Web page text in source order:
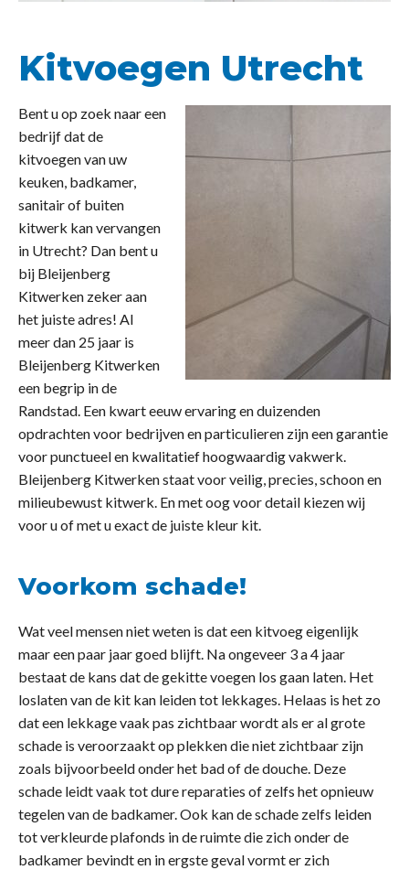
Kitvoegen Utrecht
Bent u op zoek naar een
bedrijf dat de
kitvoegen van uw
keuken, badkamer,
sanitair of buiten
kitwerk kan vervangen
in Utrecht? Dan bent u
bij Bleijenberg
Kitwerken zeker aan
het juiste adres! Al
meer dan 25 jaar is
Bleijenberg Kitwerken
een begrip in de
Randstad. Een kwart eeuw ervaring en duizenden
opdrachten voor bedrijven en particulieren zijn een garantie
voor punctueel en kwalitatief hoogwaardig vakwerk.
Bleijenberg Kitwerken staat voor veilig, precies, schoon en
milieubewust kitwerk. En met oog voor detail kiezen wij
voor u of met u exact de juiste kleur kit.
Voorkom schade!
Wat veel mensen niet weten is dat een kitvoeg eigenlijk
maar een paar jaar goed blijft. Na ongeveer 3 a 4 jaar
bestaat de kans dat de gekitte voegen los gaan laten. Het
loslaten van de kit kan leiden tot lekkages. Helaas is het zo
dat een lekkage vaak pas zichtbaar wordt als er al grote
schade is veroorzaakt op plekken die niet zichtbaar zijn
zoals bijvoorbeeld onder het bad of de douche. Deze
schade leidt vaak tot dure reparaties of zelfs het opnieuw
tegelen van de badkamer. Ook kan de schade zelfs leiden
tot verkleurde plafonds in de ruimte die zich onder de
badkamer bevindt en in ergste geval vormt er zich